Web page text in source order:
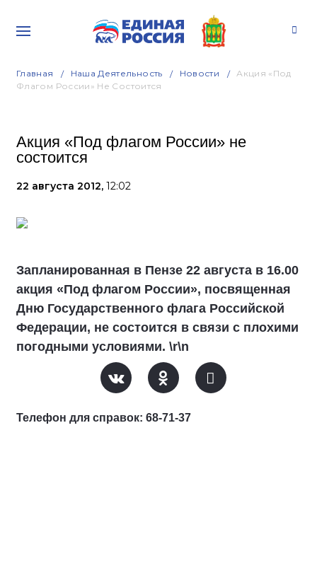
Главная Наша Деятельность Новости
Акция «Под
Флагом России» Не Состоится
Акция «Под флагом России» не
состоится
22 августа 2012, 12:02
Запланированная в Пензе 22 августа в 16.00
акция «Под флагом России», посвященная
Дню Государственного флага Российской
Федерации, не состоится в связи с плохими
погодными условиями. \r\n
Телефон для справок: 68-71-37